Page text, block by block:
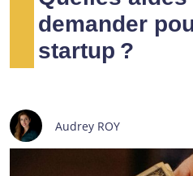
demander
startup ?‌
Audrey ROY